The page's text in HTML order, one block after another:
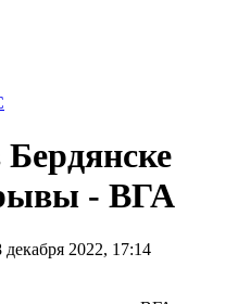
- ВГА
декабря 2022, 17:14